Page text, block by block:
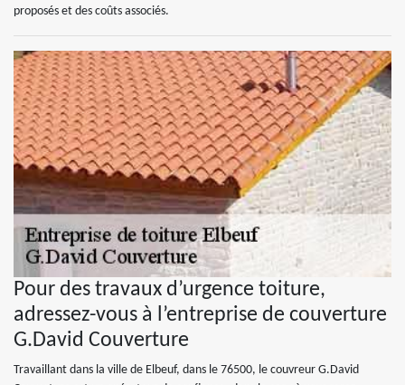
proposés et des coûts associés.
Pour des travaux d’urgence toiture,
adressez-vous à l’entreprise de couverture
G.David Couverture
Travaillant dans la ville de Elbeuf, dans le 76500, le couvreur G.David